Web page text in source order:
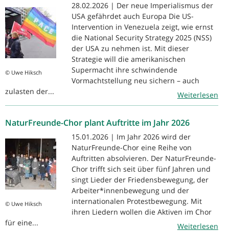
© Uwe Hiksch
28.02.2026 | Der neue Imperialismus der
USA gefährdet auch Europa Die US-
Intervention in Venezuela zeigt, wie ernst
die National Security Strategy 2025 (NSS)
der USA zu nehmen ist. Mit dieser
Strategie will die amerikanischen
Supermacht ihre schwindende
Vormachtstellung neu sichern – auch
zulasten der...
Weiterlesen
NaturFreunde-Chor plant Auftritte im Jahr 2026
© Uwe Hiksch
15.01.2026 | Im Jahr 2026 wird der
NaturFreunde-Chor eine Reihe von
Auftritten absolvieren. Der NaturFreunde-
Chor trifft sich seit über fünf Jahren und
singt Lieder der Friedensbewegung, der
Arbeiter*innenbewegung und der
internationalen Protestbewegung. Mit
ihren Liedern wollen die Aktiven im Chor
für eine...
Weiterlesen